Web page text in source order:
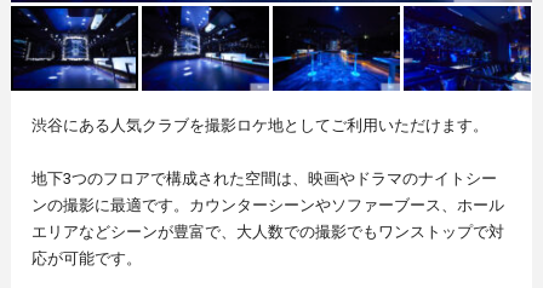
渋谷にある人気クラブを撮影ロケ地としてご利用いただけます。
地下3つのフロアで構成された空間は、映画やドラマのナイトシー
ンの撮影に最適です。カウンターシーンやソファーブース、ホール
エリアなどシーンが豊富で、大人数での撮影でもワンストップで対
応が可能です。